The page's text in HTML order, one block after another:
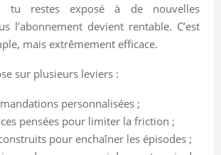
tu restes exposé à de nouvelles
l’abonnement devient rentable. C’est
mais extrêmement efficace.
sur plusieurs leviers :
personnalisées ;
pensées pour limiter la friction ;
pour enchaîner les épisodes ;